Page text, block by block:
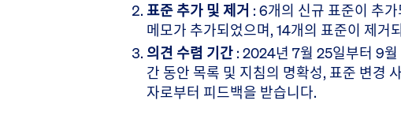
표준 추가 및 제거 : 6개의 신규 표준이 추
메모가 추가되었으며, 14개의 표준이 제거
의견 수렴 기간 : 2024년 7월 25일부터 9
간 동안 목록 및 지침의 명확성, 표준 변경
자로부터 피드백을 받습니다.